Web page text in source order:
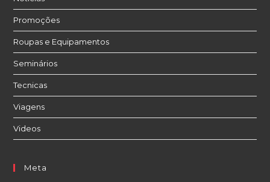
Promoções
Roupas e Equipamentos
Seminários
Tecnicas
Viagens
Videos
Meta